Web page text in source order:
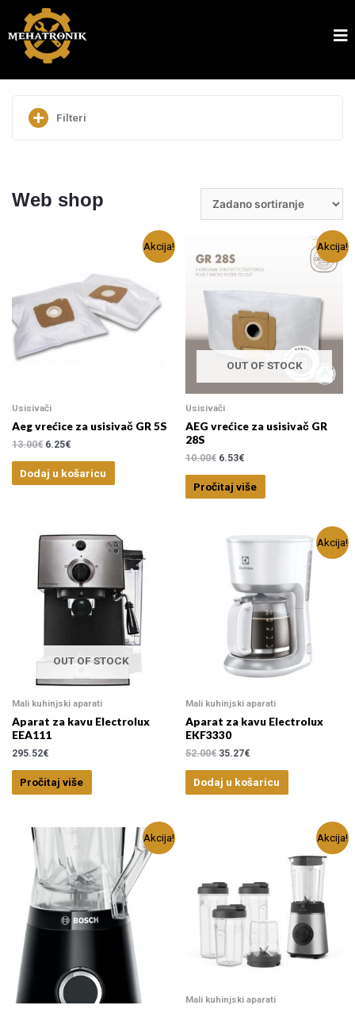
Filteri
Cijena
Web shop
Akcija!
Usisivači
Aeg vrećice za usisivač GR 5S
13.00€ 6.25€
Dodaj u košaricu
Akcija!
OUT OF STOCK
Usisivači
AEG vrećice za usisivač GR
28S
10.00€ 6.53€
Pročitaj više
OUT OF STOCK
Mali kuhinjski aparati
Aparat za kavu Electrolux
EEA111
295.52€
Pročitaj više
Akcija!
Mali kuhinjski aparati
Aparat za kavu Electrolux
EKF3330
52.00€ 35.27€
Dodaj u košaricu
Akcija! Akcija!
Mali kuhinjski aparati